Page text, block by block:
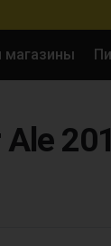
магазины
Ale